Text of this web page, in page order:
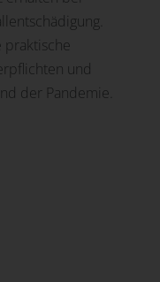
praktische
und
der Pandemie.